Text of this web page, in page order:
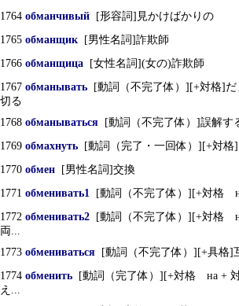
1764 обманчивый [形容詞]見かけばかりの
1765 обманщик [男性名詞]詐欺師
1766 обманщица [女性名詞](女の)詐欺師
1767 обманывать [動詞（不完了体）][+対格]
切る
1768 обманываться [動詞（不完了体）]誤解す
1769 обмахнуть [動詞（完了・一回体）][+対格
1770 обмен [男性名詞]交換
1771 обменивать1 [動詞（不完了体）][+対格
1772 обменивать2 [動詞（不完了体）][+対格
両...
1773 обмениваться [動詞（不完了体）][+具格]
1774 обменить [動詞（完了体）][+対格 на +
え...